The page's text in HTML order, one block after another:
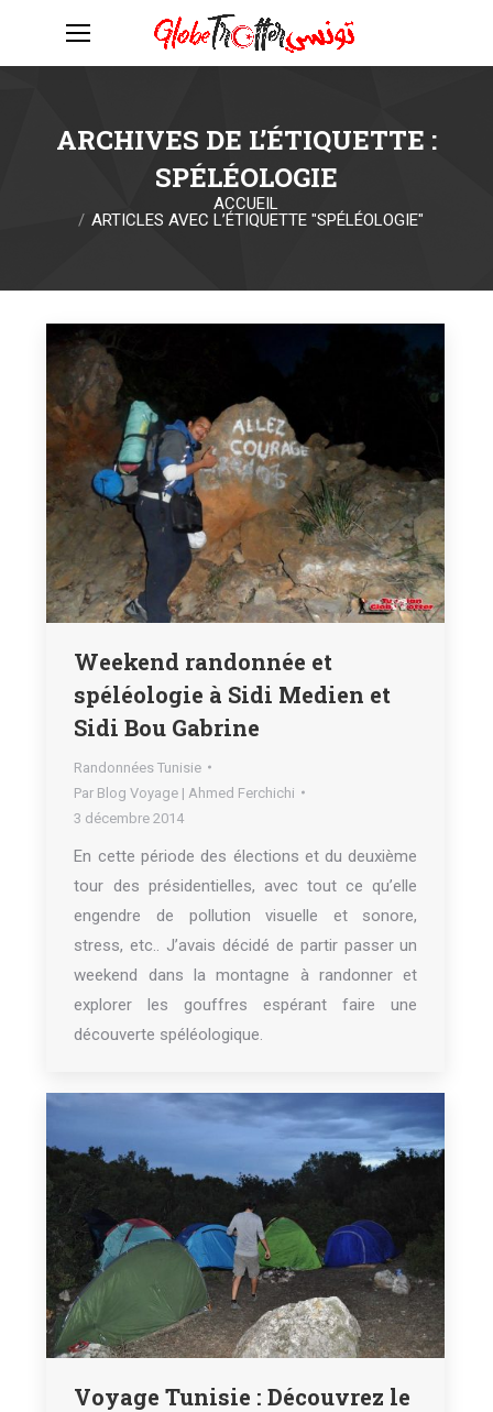
ARCHIVES DE L’ÉTIQUETTE :
SPÉLÉOLOGIE
Vous êtes ici :
ACCUEIL
ARTICLES AVEC L’ÉTIQUETTE "SPÉLÉOLOGIE"
Weekend randonnée et
spéléologie à Sidi Medien et
Sidi Bou Gabrine
Randonnées Tunisie
Par Blog Voyage | Ahmed Ferchichi
3 décembre 2014
En cette période des élections et du deuxième
tour des présidentielles, avec tout ce qu’elle
engendre de pollution visuelle et sonore,
stress, etc.. J’avais décidé de partir passer un
weekend dans la montagne à randonner et
explorer les gouffres espérant faire une
découverte spéléologique.
Voyage Tunisie : Découvrez le